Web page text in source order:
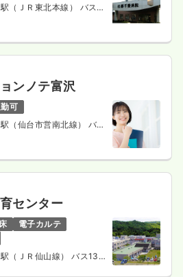
（ＪＲ東北本線） バス
ンノテ富沢
可
（仙台市営南北線） バス
センター
電子カルテ
（ＪＲ仙山線） バス13